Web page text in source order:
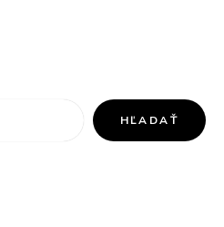
HĽADAŤ